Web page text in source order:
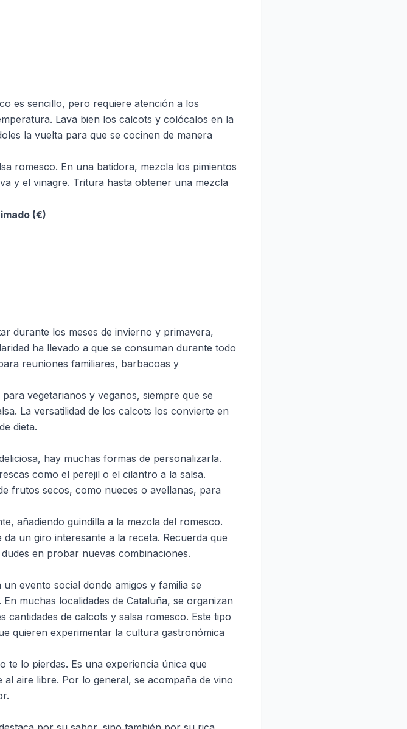
es sencillo, pero requiere atención a los
Lava bien los calcots y colócalos en la
la vuelta para que se cocinen de manera
romesco. En una batidora, mezcla los pimientos
y el vinagre. Tritura hasta obtener una mezcla
(€)
durante los meses de invierno y primavera,
ha llevado a que se consuman durante todo
reuniones familiares, barbacoas y
vegetarianos y veganos, siempre que se
La versatilidad de los calcots los convierte en
dieta.
hay muchas formas de personalizarla.
como el perejil o el cilantro a la salsa.
frutos secos, como nueces o avellanas, para
añadiendo guindilla a la mezcla del romesco.
un giro interesante a la receta. Recuerda que
en probar nuevas combinaciones.
evento social donde amigos y familia se
muchas localidades de Cataluña, se organizan
de calcots y salsa romesco. Este tipo
quieren experimentar la cultura gastronómica
te lo pierdas. Es una experiencia única que
aire libre. Por lo general, se acompaña de vino